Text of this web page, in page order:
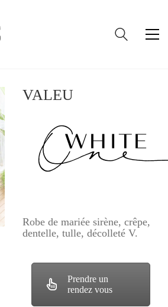
VALEU
Robe de mariée sirène, crêpe,
dentelle, tulle, décolleté V.
Prendre un
rendez vous